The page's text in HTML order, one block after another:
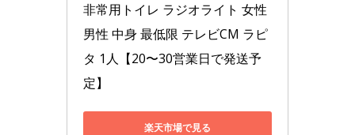
非常用トイレ ラジオライト 女性
男性 中身 最低限 テレビCM ラピ
タ 1人【20〜30営業日で発送予
定】
楽天市場で見る